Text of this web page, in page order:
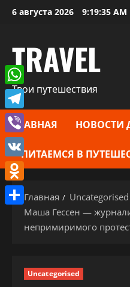
Перейти
6 августа 2026 9:19:36 AM
TRAVEL
Твои путешествия
ГЛАВНАЯ НОВОСТИ
ПИТАЕМСЯ В
Главная
Uncategorised
Маша Гессен —
непримиримого
Uncategorised
WhatsApp
Telegram
Viber
VK
Odnoklassniki
Отправить